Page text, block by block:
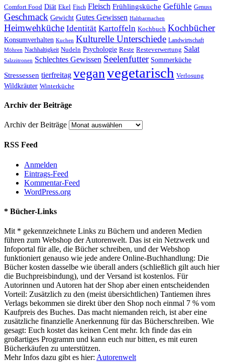
Comfort Food Diät Ekel Fisch Fleisch Frühlingsküche Gefühle Genuss
Geschmack Gewicht Gutes Gewissen Haltbarmachen
Heimwehküche Identität Kartoffeln Kochbuch Kochbücher
Konsumverhalten Kuchen Kulturelle Unterschiede Landwirtschaft
Möhren Nachhaltigkeit Nudeln Psychologie Reste Resteverwertung Salat
Salzzitronen Schlechtes Gewissen Seelenfutter Sommerküche
Stressessen tierfreitag veganvegetarisch Verlosung
Wildkräuter Winterküche
Archiv der Beiträge
Archiv der Beiträge
RSS Feed
Anmelden
Eintrags-Feed
Kommentar-Feed
WordPress.org
* Bücher-Links
Mit * gekennzeichnete Links zu Büchern und anderen Medien
führen zum Webshop der Autorenwelt. Das ist ein Netzwerk und
Infoportal für alle, die Bücher schreiben, und der Webshop
funktioniert genauso wie jede andere Online-Buchhandlung: Die
Bücher kosten dasselbe wie überall anders (schließlich gilt auch hier
die Buchpreisbindung), und der Versand ist kostenlos. Für
Autorinnen und Autoren hat der Shop aber einen entscheidenden
Vorteil: Zusätzlich zu den (meist übersichtlichen) Tantiemen ihres
Verlags bekommen sie direkt über den Shop noch einmal 7 % vom
Kaufpreis des Buches. Das macht niemanden reich, ist aber eine
zusätzliche finanzielle Anerkennung für das Bücherschreiben. Wie
gesagt: Euch kostet das keinen Cent mehr. Ich finde das ein
großartiges Programm und kann euch nur bitten, es mit euren
Bücherkäufen zu unterstützen.
Mehr Infos dazu gibt es hier: Autorenwelt